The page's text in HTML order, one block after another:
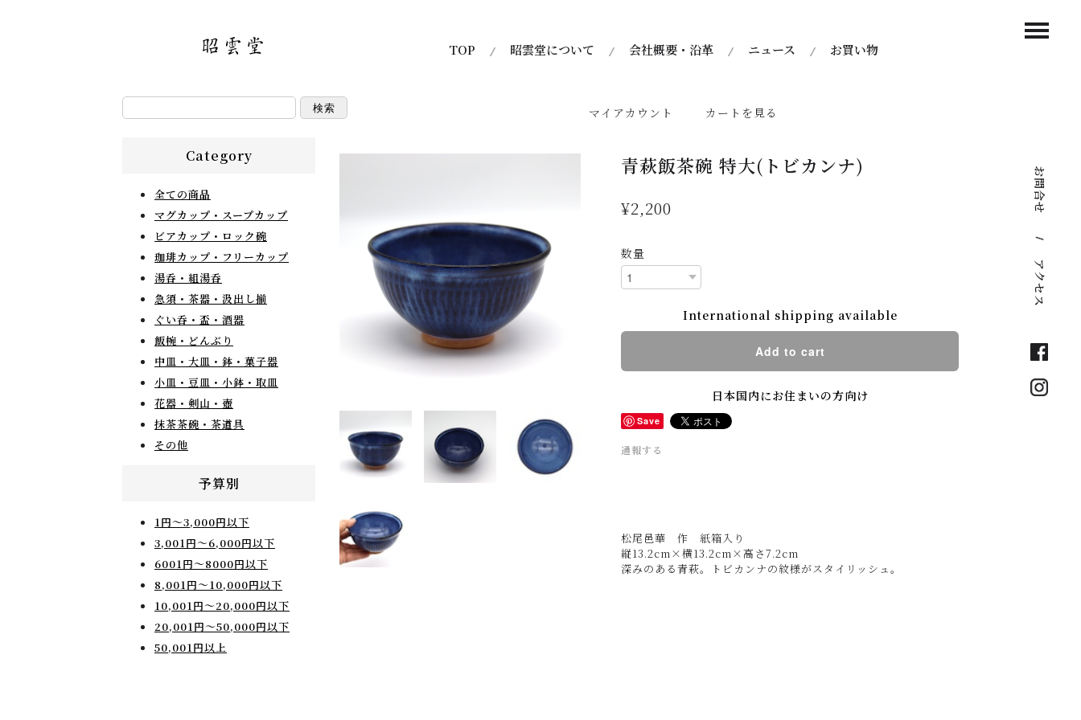
TOP 昭雲堂について 会社概要・沿革 ニュース お買い物
検索 マイアカウント カートを見る
Category
全ての商品
マグカップ・スープカップ
ビアカップ・ロック碗
珈琲カップ・フリーカップ
湯呑・組湯呑
急須・茶器・汲出し揃
ぐい呑・盃・酒器
飯椀・どんぶり
中皿・大皿・鉢・菓子器
小皿・豆皿・小鉢・取皿
花器・剣山・壺
抹茶茶碗・茶道具
その他
予算別
1円〜3,000円以下
3,001円〜6,000円以下
6001円～8000円以下
8,001円〜10,000円以下
10,001円〜20,000円以下
20,001円〜50,000円以下
50,001円以上
青萩飯茶碗 特大(トビカンナ)
¥2,200
数量
International shipping available
Add to cart
日本国内にお住まいの方向け
Save
通報する
松尾邑華 作 紙箱入り
縦13.2cm×横13.2cm×高さ7.2cm
深みのある青萩。トビカンナの紋様がスタイリッシュ。
お問合せ
アクセス